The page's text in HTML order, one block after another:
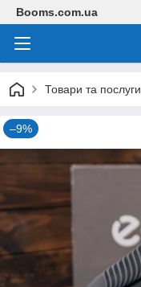
Booms.com.ua
Товари та послуги
–9%